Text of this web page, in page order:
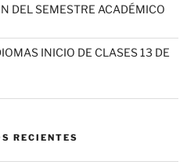
DEL SEMESTRE ACADÉMICO
INICIO DE CLASES 13 DE
RECIENTES